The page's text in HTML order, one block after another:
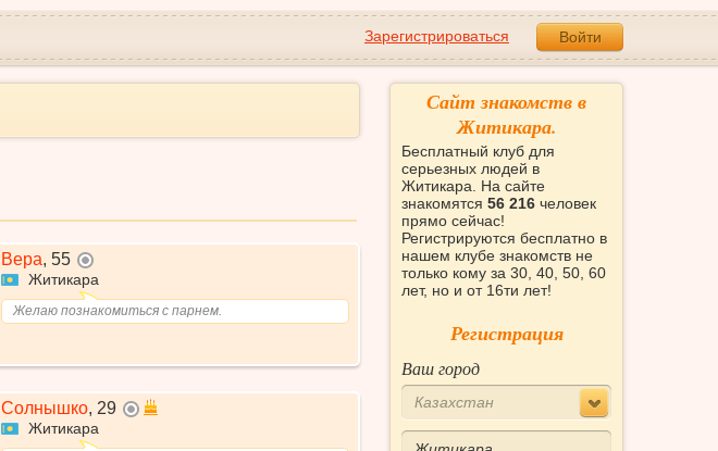
Зарегистрироваться Войти
Вера, 55
Житикара
Желаю познакомиться с парнем.
Солнышко, 29 не в сети
Житикара
Сайт знакомств в
Житикара.
Бесплатный клуб для
серьезных людей в
Житикара. На сайте
знакомятся 56 216 человек
прямо сейчас!
Регистрируются бесплатно в
нашем клубе знакомств не
только кому за 30, 40, 50, 60
лет, но и от 16ти лет!
Регистрация
Ваш город
Казахстан